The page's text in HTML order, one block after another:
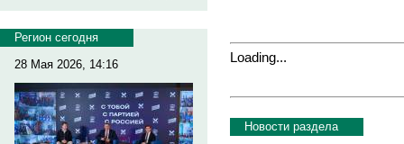
Регион сегодня
28 Мая 2026, 14:16
Loading...
Новости раздела